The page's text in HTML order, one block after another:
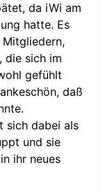
da iWi am
hatte. Es
die sich im
gefühlt
daß
sich dabei als
und sie
ihr neues